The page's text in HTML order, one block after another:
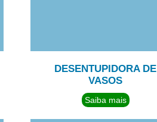
DESENTUPIDORA DE
VASOS
Saiba mais